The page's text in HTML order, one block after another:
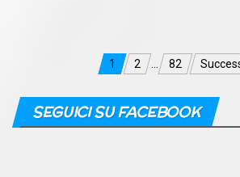
Navigazione
articoli
1 2 … 82
SEGUICI SU FACEBOOK